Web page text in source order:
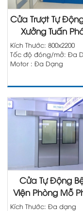
Cửa Trượt Tự
Xưởng Tuấn
Swing Door
Kích Thước: 800x2200
Tốc độ đóng/mở: Đa
Motor : Đa Dạng
Cửa Tự Động
Viện Phòng Mỗ
Sạch
Kích Thước: Đa dạng